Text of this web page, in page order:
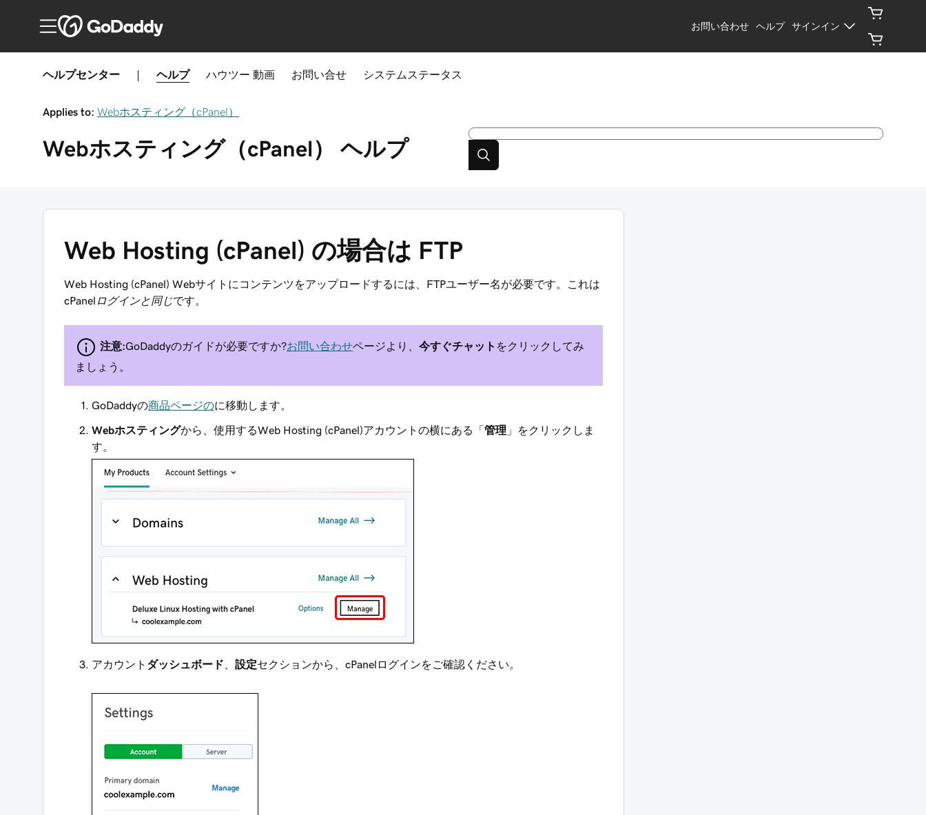
お問い合わせ ヘルプ サインイン
ヘルプセンター ヘルプ ハウツー 動画 お問い合せ システムステータス
Applies to: Webホスティング（cPanel）
Webホスティング（cPanel） ヘルプ
Web Hosting (cPanel) の場合は FTP
Web Hosting (cPanel) Webサイトにコンテンツをアップロードするには、FTPユーザー名が必要です。これは
cPanelログインと同じです。
注意:GoDaddyのガイドが必要ですか?お問い合わせページより、 今すぐチャット をクリックしてみ
ましょう。
GoDaddyの商品ページのに移動します。
Webホスティングから、使用するWeb Hosting (cPanel)アカウントの横にある「 管理 」をクリックしま
す。
アカウント ダッシュボード 設定セクションから、cPanelログインをご確認ください。